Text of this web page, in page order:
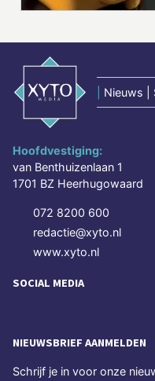
Nieuws |
Hoofdvestiging:
van Benthuizenlaan 1
1701 BZ Heerhugowaard
072 8200 600
redactie@xyto.nl
www.xyto.nl
SOCIAL MEDIA
NIEUWSBRIEF AANMELDEN
Schrijf je in voor onze